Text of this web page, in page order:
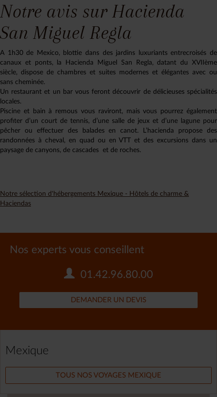
Notre avis sur Hacienda
San Miguel Regla
A 1h30 de Mexico, blottie dans des jardins luxuriants entrecroisés de
canaux et ponts, la Hacienda Miguel San Regla, datant du XVIIème
siècle, dispose de chambres et suites modernes et élégantes avec ou
sans cheminée.
Un restaurant et un bar vous feront découvrir de délicieuses spécialités
locales.
Piscine et bain à remous vous raviront, mais vous pourrez également
profiter d’un court de tennis, d’une salle de jeux et d’une lagune pour
pêcher ou effectuer des balades en canot. L’hacienda propose des
randonnées à cheval, en quad ou en VTT et des excursions dans un
paysage de canyons, de cascades et de roches.
Notre sélection d'hébergements Mexique - Hôtels de charme &
Haciendas
Nos experts vous conseillent
01.42.96.80.00
DEMANDER UN DEVIS
Mexique
TOUS NOS VOYAGES MEXIQUE